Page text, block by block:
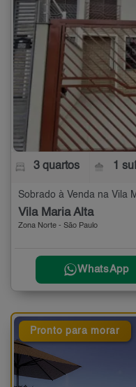
3 quartos 1
Sobrado à Venda na Vila
Vila Maria Alta
Zona Norte - São Paulo
WhatsApp
Pronto para morar